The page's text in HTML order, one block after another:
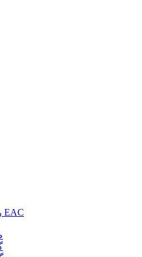
روسي فيڊريشن لاء EAC